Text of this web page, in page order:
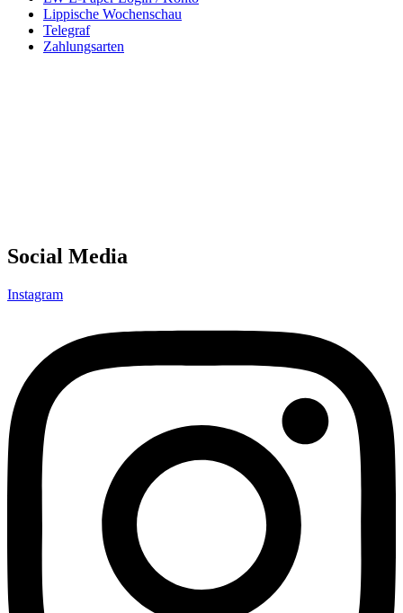
Lippische Wochenschau
Telegraf
Zahlungsarten
Social Media
Instagram